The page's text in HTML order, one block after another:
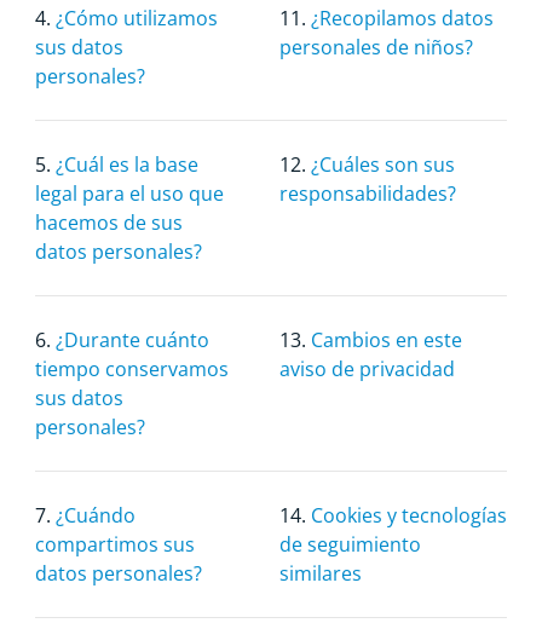
4. ¿Cómo utilizamos
sus datos
personales?
11. ¿Recopilamos datos
personales de niños?
5. ¿Cuál es la base
legal para el uso que
hacemos de sus
datos personales?
12. ¿Cuáles son sus
responsabilidades?
6. ¿Durante cuánto
tiempo conservamos
sus datos
personales?
13. Cambios en este
aviso de privacidad
7. ¿Cuándo
compartimos sus
datos personales?
14. Cookies y tecnologías
de seguimiento
similares